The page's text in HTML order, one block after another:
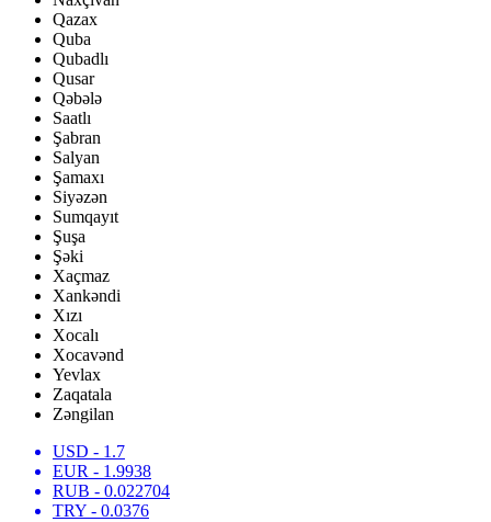
Qazax
Quba
Qubadlı
Qusar
Qəbələ
Saatlı
Şabran
Salyan
Şamaxı
Siyəzən
Sumqayıt
Şuşa
Şəki
Xaçmaz
Xankəndi
Xızı
Xocalı
Xocavənd
Yevlax
Zaqatala
Zəngilan
USD - 1.7
EUR - 1.9938
RUB - 0.022704
TRY - 0.0376